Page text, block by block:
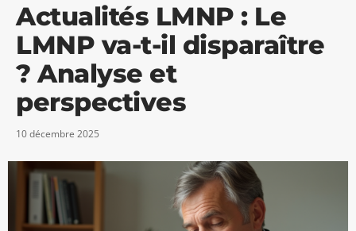
Actualités LMNP : Le
LMNP va-t-il disparaître
? Analyse et
perspectives
10 décembre 2025